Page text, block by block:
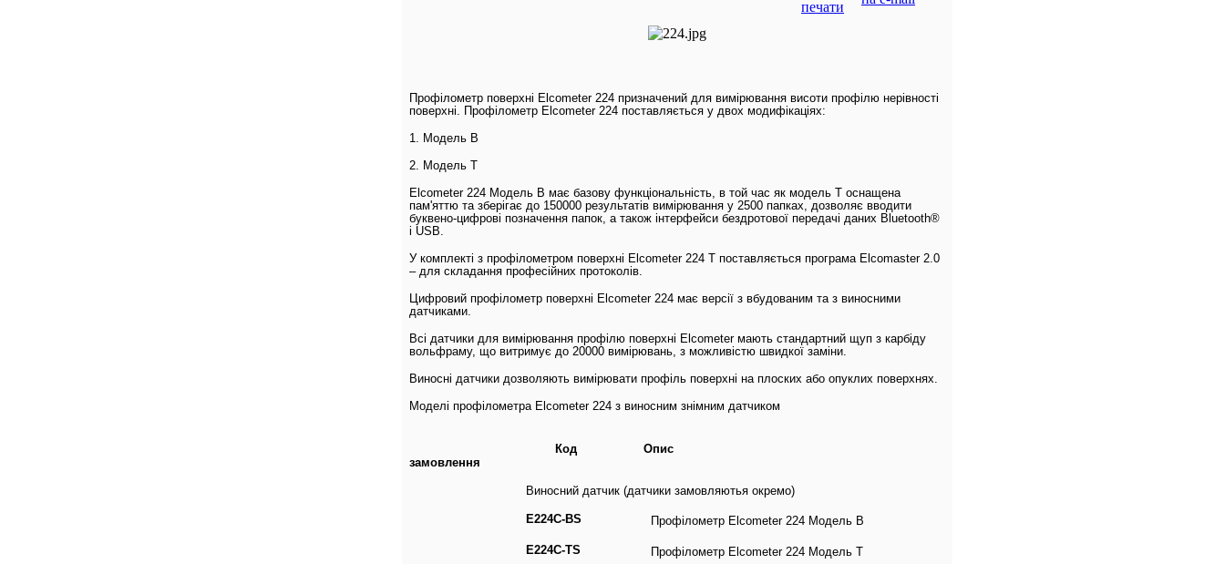
Профілометр поверхні Elcometer 224 призначений для вимірювання висоти профілю нерівності
поверхні. Профілометр Elcometer 224 поставляється у двох модифікаціях:
1. Модель B
2. Модель Т
Elcometer 224 Модель B має базову функціональність, в той час як модель T оснащена
пам'яттю та зберігає до 150000 результатів вимірювання у 2500 папках, дозволяє вводити
буквено-цифрові позначення папок, а також інтерфейси бездротової передачі даних Bluetooth®
і USB.
У комплекті з профілометром поверхні Elcometer 224 Т поставляється програма Elcomaster 2.0
– для складання професійних протоколів.
Цифровий профілометр поверхні Elcometer 224 має версії з вбудованим та з виносними
датчиками.
Всі датчики для вимірювання профілю поверхні Elcometer мають стандартний щуп з карбіду
вольфраму, що витримує до 20000 вимірювань, з можливістю швидкої заміни.
Виносні датчики дозволяють вимірювати профіль поверхні на плоских або опуклих поверхнях.
Моделі профілометра Elcometer 224 з виносним знімним датчиком
Код
замовлення
Опис
Виносний датчик (датчики замовляютья окремо)
E224C-BS Профілометр Elcometer 224 Модель B
E224C-TS Профілометр Elcometer 224 Модель T